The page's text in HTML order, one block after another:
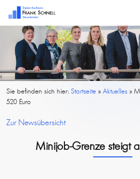
Sie befinden sich hier:Startseite »Aktuelles »
520 Euro
Zur Newsübersicht
Minijob-Grenze steigt